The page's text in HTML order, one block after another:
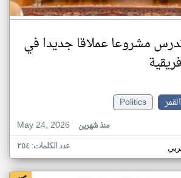
مشروعا عملاقا جديدا في
Politics
May 24, 2026
منذ شهرين
عدد الكلمات: ٢٥٤